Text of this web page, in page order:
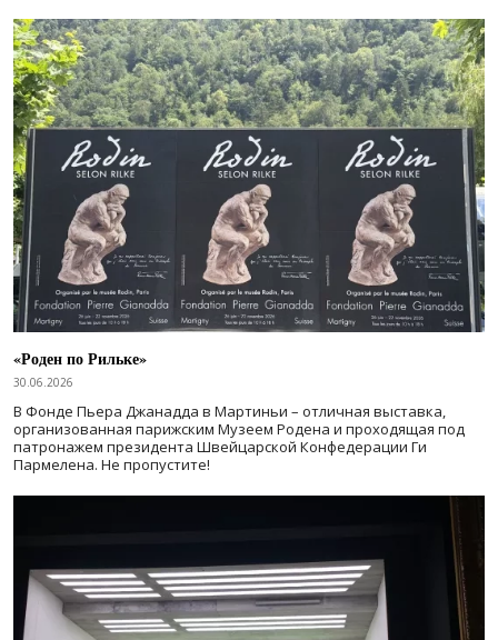
«Роден по Рильке»
30.06.2026
В Фонде Пьера Джанадда в Мартиньи – отличная выставка,
организованная парижским Музеем Родена и проходящая под
патронажем президента Швейцарской Конфедерации Ги
Пармелена. Не пропустите!